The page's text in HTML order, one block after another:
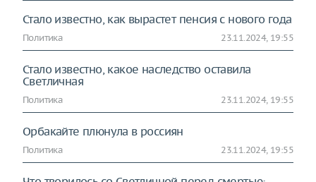
Стало известно, как вырастет пенсия с нового года
Политика 23.11.2024, 19:55
Стало известно, какое наследство оставила
Светличная
Политика 23.11.2024, 19:55
Орбакайте плюнула в россиян
Политика 23.11.2024, 19:55